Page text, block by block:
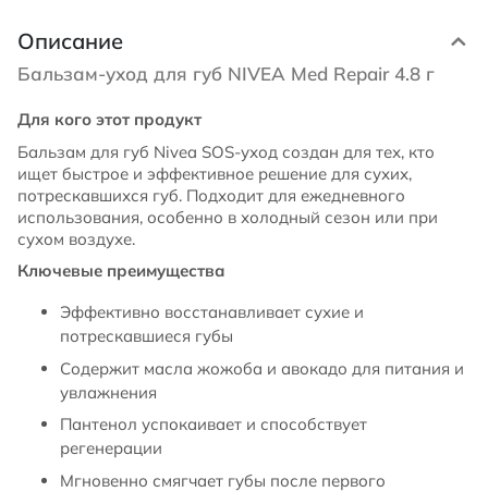
Описание
Бальзам-уход для губ NIVEA Med Repair 4.8 г
Для кого этот продукт
Бальзам для губ Nivea SOS-уход создан для тех, кто
ищет быстрое и эффективное решение для сухих,
потрескавшихся губ. Подходит для ежедневного
использования, особенно в холодный сезон или при
сухом воздухе.
Ключевые преимущества
Эффективно восстанавливает сухие и
потрескавшиеся губы
Содержит масла жожоба и авокадо для питания и
увлажнения
Пантенол успокаивает и способствует
регенерации
Мгновенно смягчает губы после первого